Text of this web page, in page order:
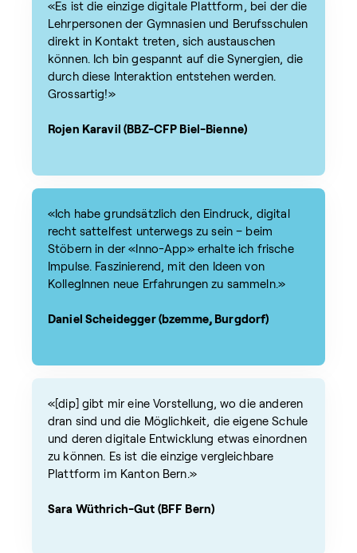
«Es ist die einzige digitale Plattform, bei der die
Lehrpersonen der Gymnasien und Berufsschulen
direkt in Kontakt treten, sich austauschen
können. Ich bin gespannt auf die Synergien, die
durch diese Interaktion entstehen werden.
Grossartig!»
Rojen Karavil (BBZ-CFP Biel-Bienne)
«Ich habe grundsätzlich den Eindruck, digital
recht sattelfest unterwegs zu sein – beim
Stöbern in der «Inno-App» erhalte ich frische
Impulse. Faszinierend, mit den Ideen von
KollegInnen neue Erfahrungen zu sammeln.»
Daniel Scheidegger (bzemme, Burgdorf)
«[dip] gibt mir eine Vorstellung, wo die anderen
dran sind und die Möglichkeit, die eigene Schule
und deren digitale Entwicklung etwas einordnen
zu können. Es ist die einzige vergleichbare
Plattform im Kanton Bern.»
Sara Wüthrich-Gut (BFF Bern)